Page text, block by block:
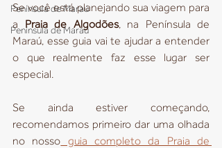
Península de Maraú
Península de Maraú
Se você está planejando sua viagem para
a Praia de Algodões, na Península de
Maraú, esse guia vai te ajudar a entender
o que realmente faz esse lugar ser
especial.
Se ainda estiver começando,
recomendamos primeiro dar uma olhada
no nosso guia completo da Praia de